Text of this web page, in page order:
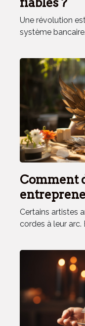
Une révolution
système
Comment
Certains artistes
cordes à leur arc.